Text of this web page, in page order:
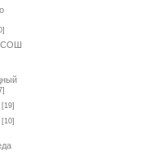
СОШ
[19]
[10]